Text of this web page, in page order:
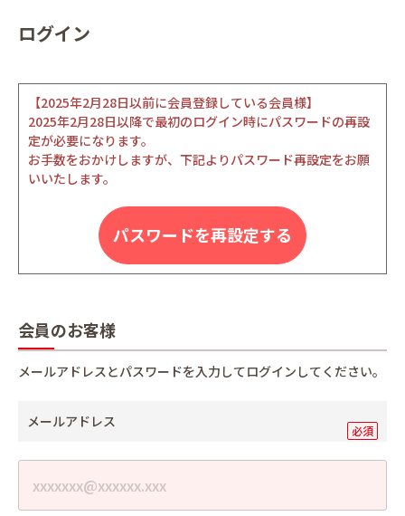
ログイン
【2025年2月28日以前に会員登録している会員様】
2025年2月28日以降で最初のログイン時にパスワードの再設
定が必要になります。
お手数をおかけしますが、下記よりパスワード再設定をお願
いいたします。
パスワードを再設定する
会員のお客様
メールアドレスとパスワードを入力してログインしてください。
メールアドレス